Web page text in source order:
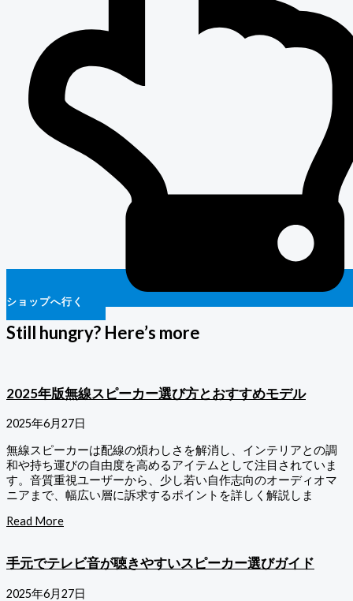
ショップへ行く
Still hungry? Here’s more
2025年版無線スピーカー選び方とおすすめモデル
2025年6月27日
無線スピーカーは配線の煩わしさを解消し、インテリアとの調
和や持ち運びの自由度を高めるアイテムとして注目されていま
す。音質重視ユーザーから、少し若い自作志向のオーディオマ
ニアまで、幅広い層に訴求するポイントを詳しく解説しま
Read More
手元でテレビ音が聴きやすいスピーカー選びガイド
2025年6月27日